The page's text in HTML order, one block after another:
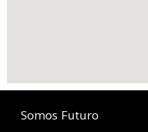
Somos Futuro